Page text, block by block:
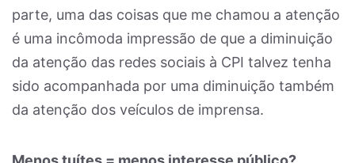
parte, uma das coisas que me chamou a atenção
é uma incômoda impressão de que a diminuição
da atenção das redes sociais à CPI talvez tenha
sido acompanhada por uma diminuição também
da atenção dos veículos de imprensa.